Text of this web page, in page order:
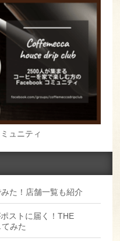
ュニティ
た！店舗一覧も紹介
ストに届く！THE
みた